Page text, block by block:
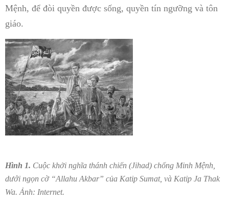
Mệnh, để đòi quyền được sống, quyền tín ngưỡng và tôn
giáo.
Hình 1. Cuộc khởi nghĩa thánh chiến (Jihad) chống Minh Mệnh,
dưới ngọn cờ “Allahu Akbar” của Katip Sumat, và Katip Ja Thak
Wa. Ảnh: Internet.